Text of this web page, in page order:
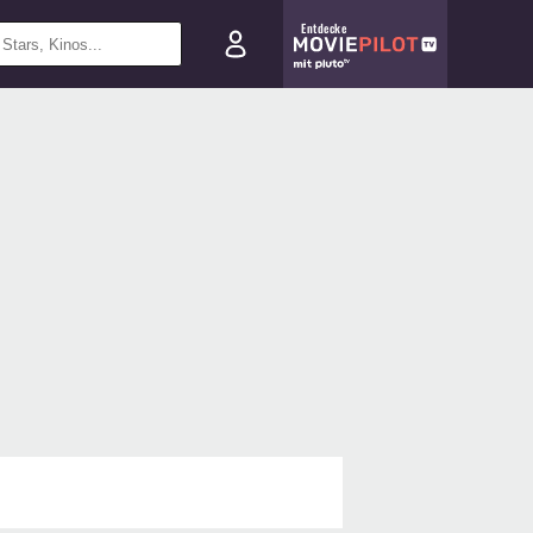
Entdecke